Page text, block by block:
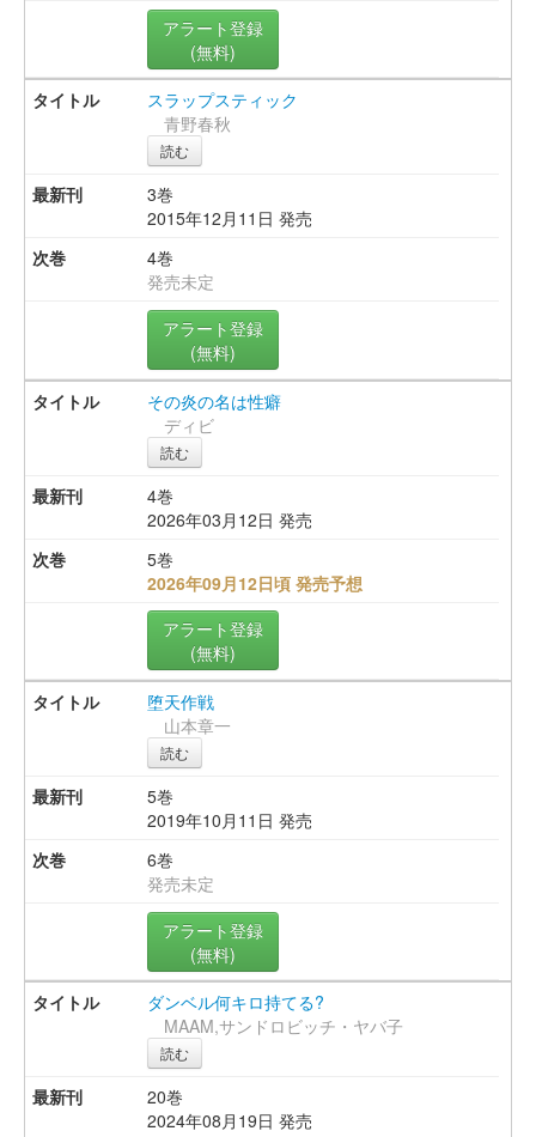
アラート登録
(無料)
スラップスティック
青野春秋
読む
3巻
2015年12月11日 発売
4巻
発売未定
アラート登録
(無料)
その炎の名は性癖
ディビ
読む
4巻
2026年03月12日 発売
5巻
2026年09月12日頃 発売予想
アラート登録
(無料)
堕天作戦
山本章一
読む
5巻
2019年10月11日 発売
6巻
発売未定
アラート登録
(無料)
ダンベル何キロ持てる?
MAAM,サンドロビッチ・ヤバ子
読む
20巻
2024年08月19日 発売